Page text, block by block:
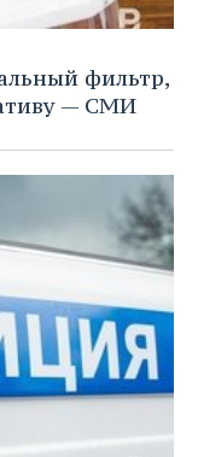
фильтр,
— СМИ